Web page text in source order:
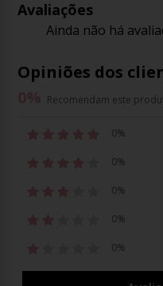
Avaliações
Ainda não há
Opiniões dos
Recomendam este
0%
0%
0%
0%
0%